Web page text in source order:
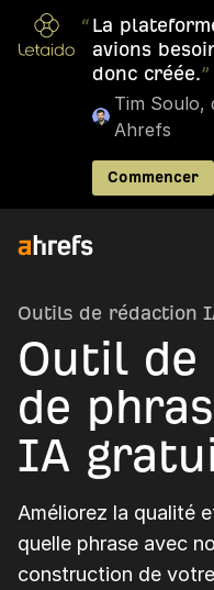
“ La
avions
donc créée.”
Tim Soulo,
Ahrefs
Commencer
Outils de rédaction
Outil
de
IA
Améliorez la qualité
quelle phrase avec
construction de